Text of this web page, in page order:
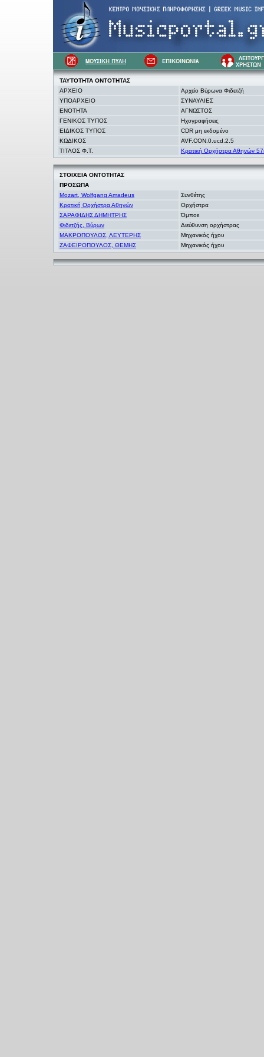
ΤΑΥΤΟΤΗΤΑ ΟΝΤΟΤΗΤΑΣ
ΑΡΧΕΙΟ
Αρχείο Βύρωνα Φιδετζή
ΥΠΟΑΡΧΕΙΟ
ΣΥΝΑΥΛΙΕΣ
ΕΝΟΤΗΤΑ
ΑΓΝΩΣΤΟΣ
ΓΕΝΙΚΟΣ ΤΥΠΟΣ
Ηχογραφήσεις
ΕΙΔΙΚΟΣ ΤΥΠΟΣ
CDR μη εκδομένο
ΚΩΔΙΚΟΣ
AVF.CON.0.ucd.2.5
ΤΙΤΛΟΣ Φ.Τ.
Κρατική Ορχήστρα Αθηνών
ΣΤΟΙΧΕΙΑ ΟΝΤΟΤΗΤΑΣ
ΠΡΟΣΩΠΑ
Mozart, Wolfgang Amadeus
Συνθέτης
Κρατική Ορχήστρα Αθηνών
Ορχήστρα
ΣΑΡΑΦΙΔΗΣ ΔΗΜΗΤΡΗΣ
Όμποε
Φιδετζής, Βύρων
Διεύθυνση ορχήστρας
ΜΑΚΡΟΠΟΥΛΟΣ, ΛΕΥΤΕΡΗΣ
Μηχανικός ήχου
ΖΑΦΕΙΡΟΠΟΥΛΟΣ, ΘΕΜΗΣ
Μηχανικός ήχου